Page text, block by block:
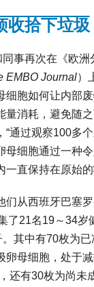
收拾下垃圾
事再次在《欧洲
EMBO Journal）
细胞如何让内部
量消耗，避免随
“通过观察100多
母细胞通过一种
一直保持在原始的
们从西班牙巴塞
了21名19～34岁
其中有70枚为
卵母细胞，处于
还有30枚为尚未